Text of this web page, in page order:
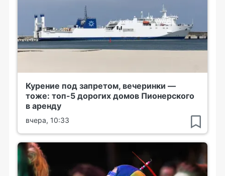
Курение под запретом, вечеринки —
тоже: топ-5 дорогих домов Пионерского
в аренду
вчера, 10:33